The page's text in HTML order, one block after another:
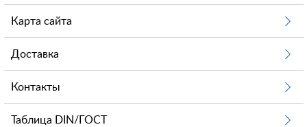
Карта сайта
Доставка
Контакты
Таблица DIN/ГОСТ